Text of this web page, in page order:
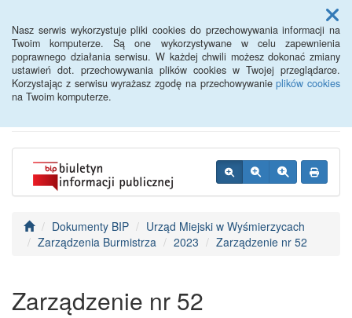
Nasz serwis wykorzystuje pliki cookies do przechowywania informacji na
Twoim komputerze. Są one wykorzystywane w celu zapewnienia
poprawnego działania serwisu. W każdej chwili możesz dokonać zmiany
ustawień dot. przechowywania plików cookies w Twojej przeglądarce.
Korzystając z serwisu wyrażasz zgodę na przechowywanieplików cookies
na Twoim komputerze.
Menu
BIP - Urząd Miejski
Wyśmierzyce
Dokumenty BIP
Urząd Miejski w Wyśmierzycach
Zarządzenia Burmistrza
2023 Zarządzenie nr 52
Zarządzenie nr 52